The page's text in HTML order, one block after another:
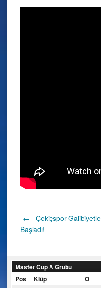
Post
←
Çekiçspor Galibiyetle
Başladı!
Master Cup A Grubu
Pos
Klüp O